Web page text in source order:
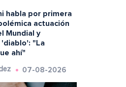
habla por primera
actuación
Mundial y
"La
ahí"
07-08-2026